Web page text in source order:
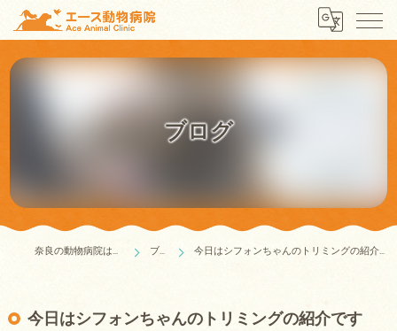
ブログ
奈良の動物病院はエース動物病院 ブログ 今日はシフォンちゃんのトリミングの紹介です【奈良のエース動物病院】
今日はシフォンちゃんのトリミングの紹介です